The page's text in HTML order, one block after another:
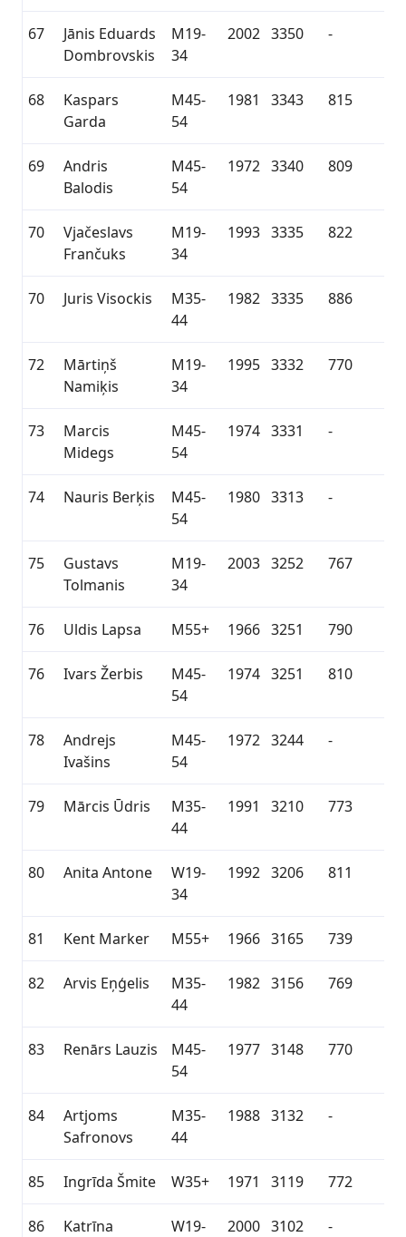
67
Jānis Eduards
Dombrovskis
M19-
34
2002 3350 -
68
Kaspars
Garda
M45-
54
1981 3343 815
69
Andris
Balodis
M45-
54
1972 3340 809
70
Vjačeslavs
Frančuks
M19-
34
1993 3335 822
70 Juris Visockis
M35-
44
1982 3335 886
72
Mārtiņš
Namiķis
M19-
34
1995 3332 770
73
Marcis
Midegs
M45-
54
1974 3331 -
74 Nauris Berķis
M45-
54
1980 3313 -
75
Gustavs
Tolmanis
M19-
34
2003 3252 767
76 Uldis Lapsa M55+ 1966 3251 790
76 Ivars Žerbis
M45-
54
1974 3251 810
78
Andrejs
Ivašins
M45-
54
1972 3244 -
79 Mārcis Ūdris
M35-
44
1991 3210 773
80 Anita Antone
W19-
34
1992 3206 811
81 Kent Marker M55+ 1966 3165 739
82 Arvis Eņģelis
M35-
44
1982 3156 769
83 Renārs Lauzis
M45-
54
1977 3148 770
84
Artjoms
Safronovs
M35-
44
1988 3132 -
85 Ingrīda Šmite W35+ 1971 3119 772
86 Katrīna W19- 2000 3102 -